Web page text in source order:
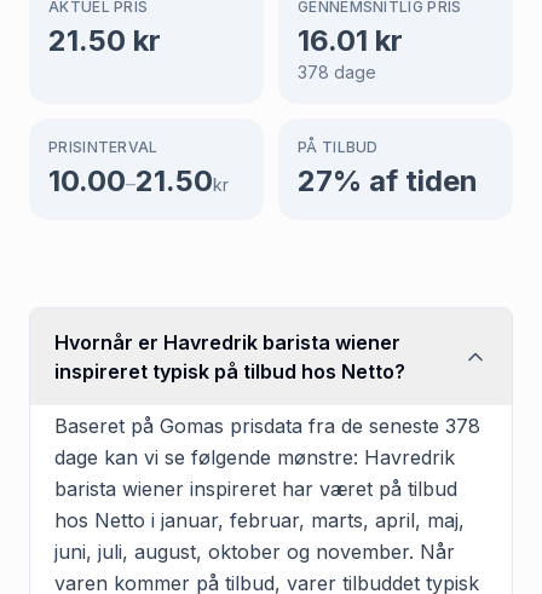
AKTUEL PRIS
21.50 kr
GENNEMSNITLIG PRIS
16.01 kr
378 dage
PRISINTERVAL
10.00–21.50kr
PÅ TILBUD
27% af tiden
Hvornår er Havredrik barista wiener
inspireret typisk på tilbud hos Netto?
Baseret på Gomas prisdata fra de seneste 378
dage kan vi se følgende mønstre: Havredrik
barista wiener inspireret har været på tilbud
hos Netto i januar, februar, marts, april, maj,
juni, juli, august, oktober og november. Når
varen kommer på tilbud, varer tilbuddet typisk